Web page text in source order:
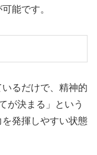
能です。
るだけで、精神的
が決まる」という
発揮しやすい状態